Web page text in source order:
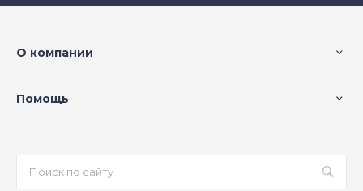
О компании
Помощь